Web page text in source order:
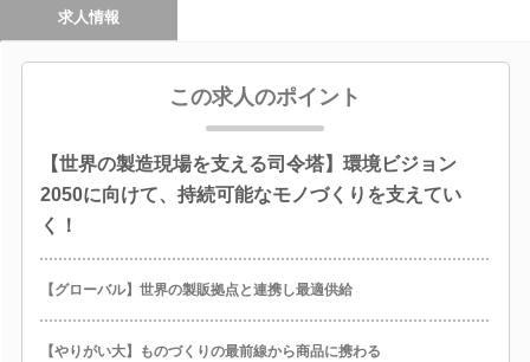
求人情報
この求人のポイント
【世界の製造現場を支える司令塔】環境ビジョン
2050に向けて、持続可能なモノづくりを支えてい
く！
【グローバル】世界の製販拠点と連携し最適供給
【やりがい大】ものづくりの最前線から商品に携わる